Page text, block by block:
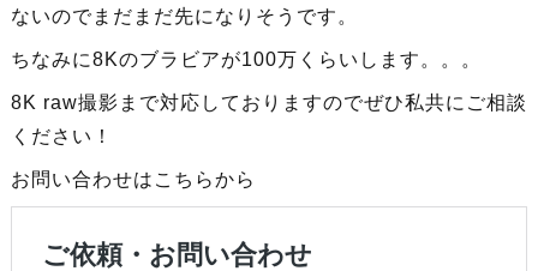
ないのでまだまだ先になりそうです。
ちなみに8Kのブラビアが100万くらいします。。。
8K raw撮影まで対応しておりますのでぜひ私共にご相談
ください！
お問い合わせはこちらから